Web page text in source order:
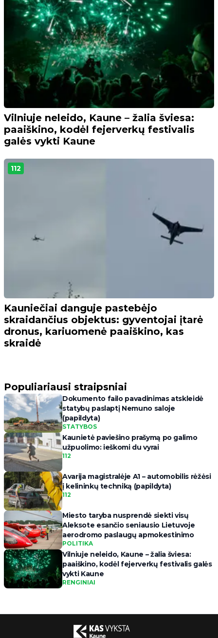
Vilniuje neleido, Kaune – žalia šviesa:
paaiškino, kodėl fejerverkų festivalis
galės vykti Kaune
112
Kauniečiai danguje pastebėjo
skraidančius objektus: gyventojai įtarė
dronus, kariuomenė paaiškino, kas
skraidė
Populiariausi straipsniai
Dokumento failo pavadinimas atskleidė
statybų paslaptį Nemuno saloje
(papildyta)
STATYBOS
Kaunietė paviešino prašymą po galimo
užpuolimo: ieškomi du vyrai
112
Avarija magistralėje A1 – automobilis rėžėsi
į kelininkų techniką (papildyta)
112
Miesto taryba nusprendė siekti visų
Aleksote esančio seniausio Lietuvoje
aerodromo paslaugų apmokestinimo
POLITIKA
Vilniuje neleido, Kaune – žalia šviesa:
paaiškino, kodėl fejerverkų festivalis galės
vykti Kaune
RENGINIAI